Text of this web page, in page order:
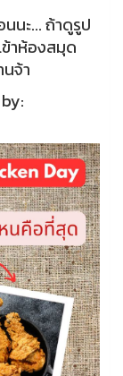
นะ... ถ้าดูรูป
ข้าห้องสมุด
นจ้า